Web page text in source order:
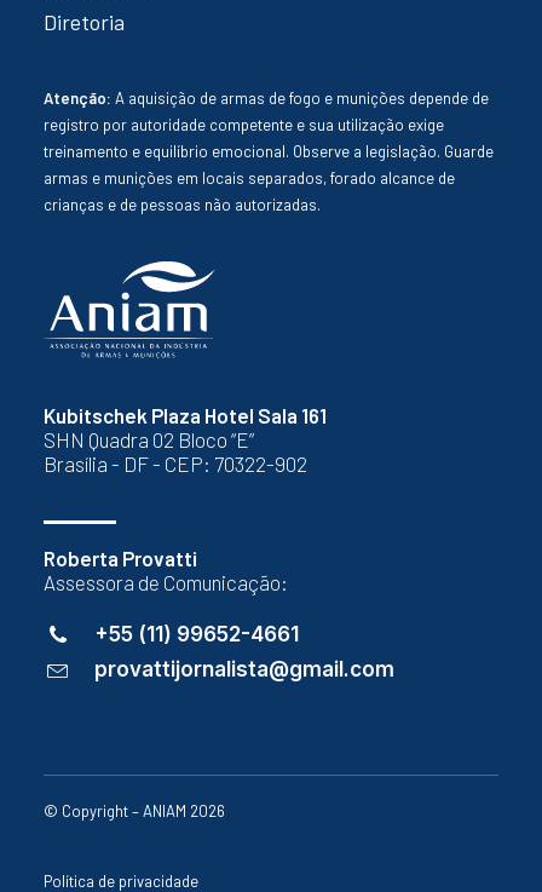
Kubitschek Plaza Hotel Sala 161
SHN Quadra 02 Bloco “E”
Brasília - DF - CEP: 70322-902
Roberta Provatti
Assessora de Comunicação:
+55 (11) 99652-4661
provattijornalista@gmail.com
Diretoria
Atenção: A aquisição de armas de fogo e munições depende de
registro por autoridade competente e sua utilização exige
treinamento e equilíbrio emocional. Observe a legislação. Guarde
armas e munições em locais separados, forado alcance de
crianças e de pessoas não autorizadas.
© Copyright – ANIAM 2026
Política de privacidade